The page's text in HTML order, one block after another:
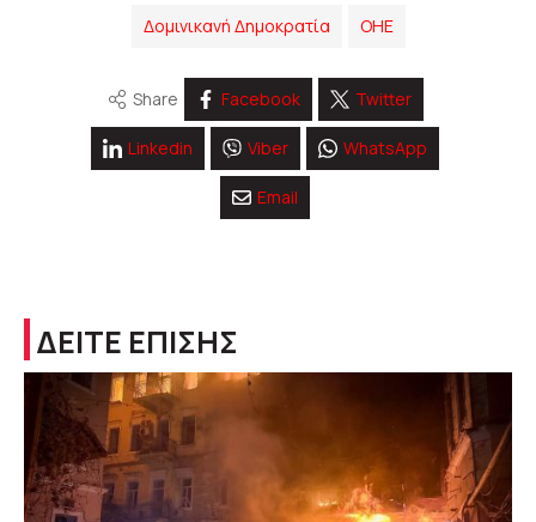
Δομινικανή Δημοκρατία ΟΗΕ
Share Facebook Twitter
Linkedin Viber WhatsApp
Email
ΔΕΙΤΕ ΕΠΙΣΗΣ